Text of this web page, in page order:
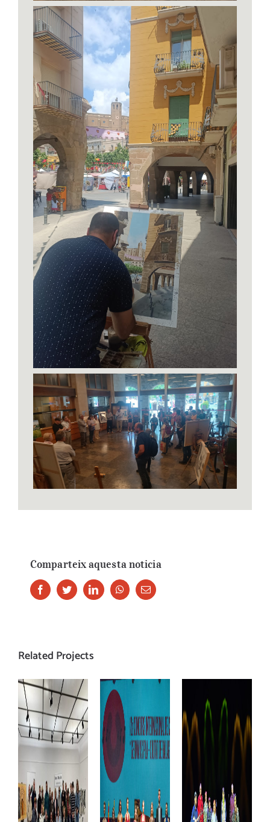
Comparteix aquesta noticia
FacebookTwitterLinkedInWhatsappEmail
Related Projects